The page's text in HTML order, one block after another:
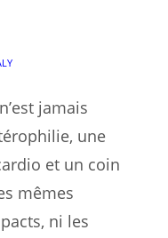
jamais
une
et un coin
mêmes
ni les